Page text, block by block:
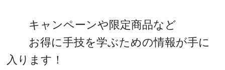
キャンペーンや限定商品など
お得に手技を学ぶための情報が手に
入ります！